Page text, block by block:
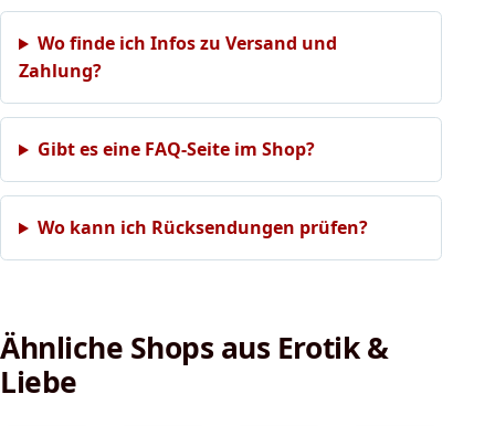
Wo finde ich Infos zu Versand und
Zahlung?
Gibt es eine FAQ-Seite im Shop?
Wo kann ich Rücksendungen prüfen?
Ähnliche Shops aus Erotik &
Liebe